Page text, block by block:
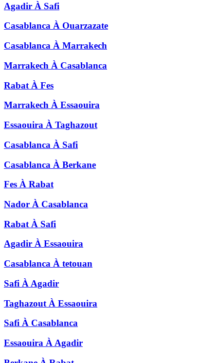
Agadir À Safi
Casablanca À Ouarzazate
Casablanca À Marrakech
Marrakech À Casablanca
Rabat À Fes
Marrakech À Essaouira
Essaouira À Taghazout
Casablanca À Safi
Casablanca À Berkane
Fes À Rabat
Nador À Casablanca
Rabat À Safi
Agadir À Essaouira
Casablanca À tetouan
Safi À Agadir
Taghazout À Essaouira
Safi À Casablanca
Essaouira À Agadir